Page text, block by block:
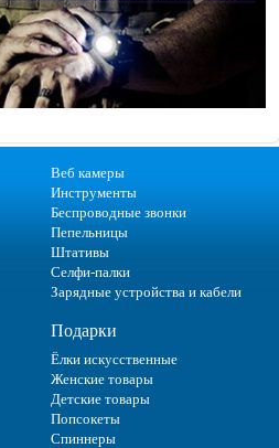
Веб камеры
Инструменты
Беспроводные звонки
Пепельницы
Штативы
Селфи-палки
Зарядные устройства и кабели
Подарки
Ёлки искусственные
Женские товары
Детские товары
Попсокеты
Спиннеры